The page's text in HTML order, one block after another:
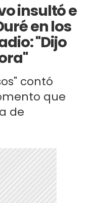
insultó e
en los
"Dijo
contó
que
de